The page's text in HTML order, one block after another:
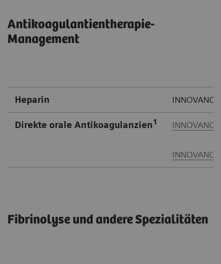
Antikoagulantientherapie-
Management
Heparin
Direkte orale Antikoagulanzien1
Fibrinolyse und andere Spezialitäten